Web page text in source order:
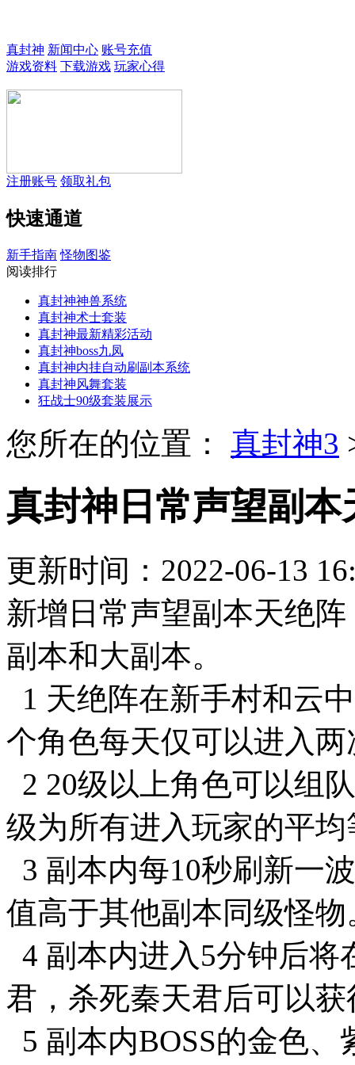
真封神 新闻中心 账号充值
游戏资料 下载游戏 玩家心得
注册账号 领取礼包
快速通道
新手指南 怪物图鉴
阅读排行
真封神神兽系统
真封神术士套装
真封神最新精彩活动
真封神boss九凤
真封神内挂自动刷副本系统
真封神风舞套装
狂战士90级套装展示
您所在的位置： 真封神3
真封神日常声望副本
更新时间：2022-06-13
新增日常声望副本天绝
副本和大副本。
1 天绝阵在新手村和云
个角色每天仅可以进入两
2 20级以上角色可以组
级为所有进入玩家的平均
3 副本内每10秒刷新一
值高于其他副本同级怪物
4 副本内进入5分钟后将
君，杀死秦天君后可以
5 副本内BOSS的金色